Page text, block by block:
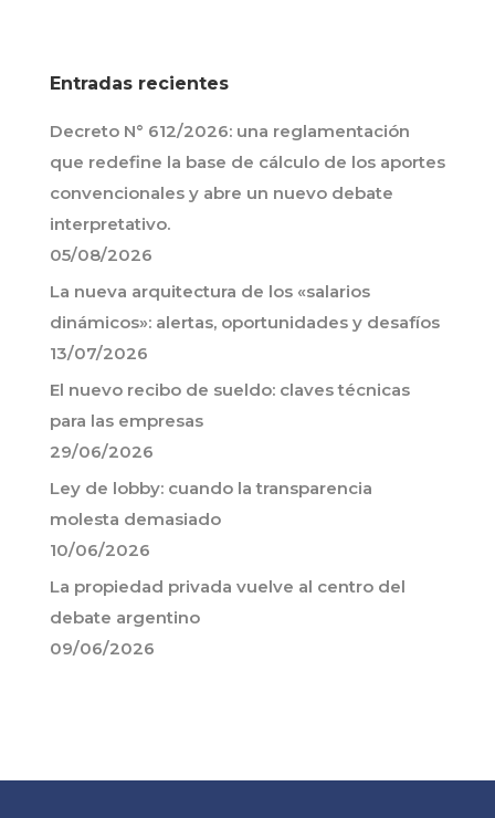
Entradas recientes
Decreto N° 612/2026: una reglamentación
que redefine la base de cálculo de los aportes
convencionales y abre un nuevo debate
interpretativo.
05/08/2026
La nueva arquitectura de los «salarios
dinámicos»: alertas, oportunidades y desafíos
13/07/2026
El nuevo recibo de sueldo: claves técnicas
para las empresas
29/06/2026
Ley de lobby: cuando la transparencia
molesta demasiado
10/06/2026
La propiedad privada vuelve al centro del
debate argentino
09/06/2026